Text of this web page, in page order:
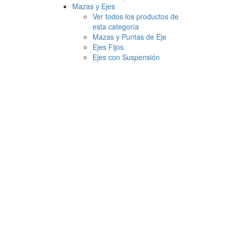
Mazas y Ejes
Ver todos los productos de
esta categoría
Mazas y Puntas de Eje
Ejes Fijos
Ejes con Suspensión